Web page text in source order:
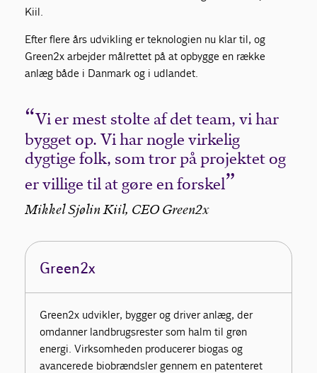
Kiil.
Efter flere års udvikling er teknologien nu klar til, og
Green2x arbejder målrettet på at opbygge en række
anlæg både i Danmark og i udlandet.
Vi er mest stolte af det team, vi har
bygget op. Vi har nogle virkelig
dygtige folk, som tror på projektet og
er villige til at gøre en forskel
Mikkel Sjølin Kiil, CEO Green2x
Green2x
Green2x udvikler, bygger og driver anlæg, der
omdanner landbrugsrester som halm til grøn
energi. Virksomheden producerer biogas og
avancerede biobrændsler gennem en patenteret